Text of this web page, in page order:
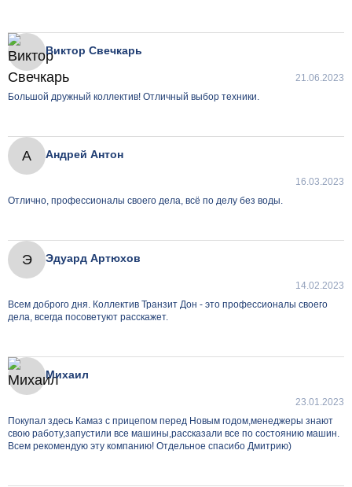
21.06.2023
Большой дружный коллектив! Отличный выбор техники.
Виктор Свечкарь
16.03.2023
Отлично, профессионалы своего дела, всё по делу без воды.
А Андрей Антон
14.02.2023
Всем доброго дня. Коллектив Транзит Дон - это профессионалы своего
дела, всегда посоветуют расскажет.
Э Эдуард Артюхов
23.01.2023
Покупал здесь Камаз с прицепом перед Новым годом,менеджеры знают
свою работу,запустили все машины,рассказали все по состоянию машин.
Всем рекомендую эту компанию! Отдельное спасибо Дмитрию)
Михаил